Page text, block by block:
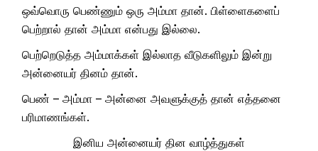
ஒவ்வொரு பெண்ணும் ஒரு அம்மா தான். பிள்ளைகளைப்
பெற்றால் தான் அம்மா என்பது இல்லை.
பெற்றெடுத்த அம்மாக்கள் இல்லாத வீடுகளிலும் இன்று
அன்னையர் தினம் தான்.
பெண் – அம்மா – அன்னை அவளுக்குத் தான் எத்தனை
பரிமாணங்கள்.
இனிய அன்னையர் தின வாழ்த்துகள்